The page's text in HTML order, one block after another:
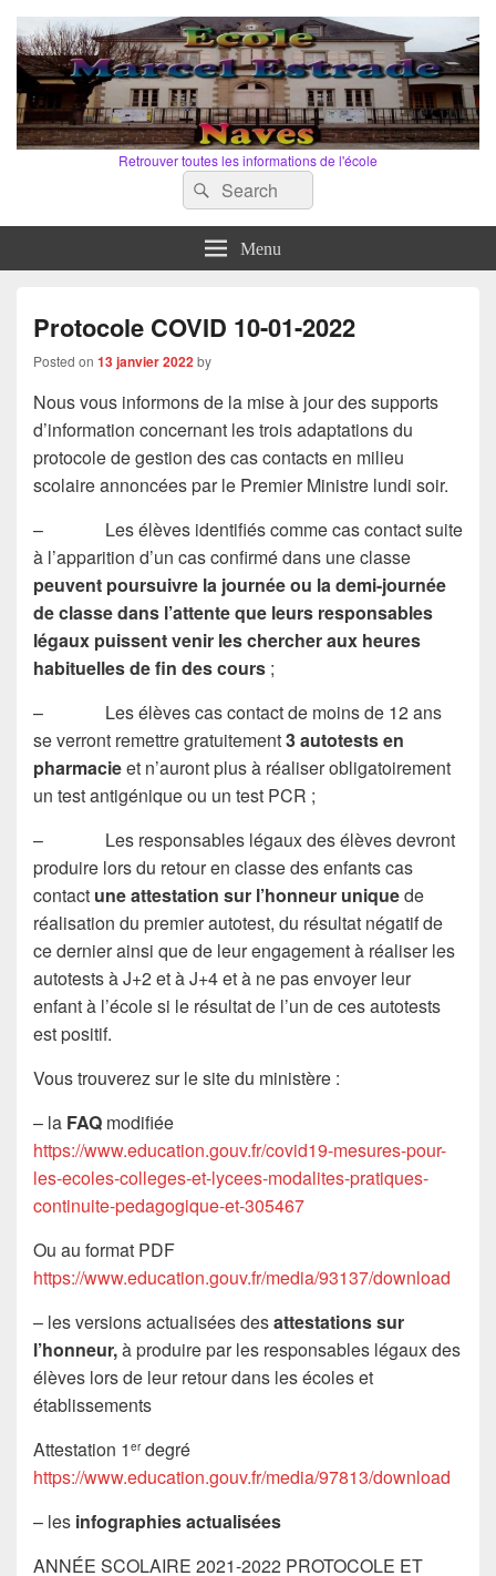
Retrouver toutes les informations de l'école
Search
for:
Search
Menu
Protocole COVID 10-01-2022
Posted on 13 janvier 2022by
Nous vous informons de la mise à jour des supports
d’information concernant les trois adaptations du
protocole de gestion des cas contacts en milieu
scolaire annoncées par le Premier Ministre lundi soir.
– Les élèves identifiés comme cas contact suite
à l’apparition d’un cas confirmé dans une classe
peuvent poursuivre la journée ou la demi-journée
de classe dans l’attente que leurs responsables
légaux puissent venir les chercher aux heures
habituelles de fin des cours ;
– Les élèves cas contact de moins de 12 ans
se verront remettre gratuitement3 autotests en
pharmacieet n’auront plus à réaliser obligatoirement
un test antigénique ou un test PCR ;
– Les responsables légaux des élèves devront
produire lors du retour en classe des enfants cas
contact une attestation sur l’honneur uniquede
réalisation du premier autotest, du résultat négatif de
ce dernier ainsi que de leur engagement à réaliser les
autotests à J+2 et à J+4 et à ne pas envoyer leur
enfant à l’école si le résultat de l’un de ces autotests
est positif.
Vous trouverez sur le site du ministère :
– la FAQ modifiée
https://www.education.gouv.fr/covid19-mesures-pour-
les-ecoles-colleges-et-lycees-modalites-pratiques-
continuite-pedagogique-et-305467
Ou au format PDF
https://www.education.gouv.fr/media/93137/download
– les versions actualisées desattestations sur
l’honneur,à produire par les responsables légaux des
élèves lors de leur retour dans les écoles et
établissements
Attestation 1 erdegré
https://www.education.gouv.fr/media/97813/download
– les infographies actualisées
ANNÉE SCOLAIRE 2021-­2022 PROTOCOLE ET